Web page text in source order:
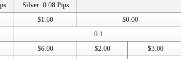
Silver: 0.08 Pips
$1.60
$0.00
0.1
$6.00 $2.00
$3.00